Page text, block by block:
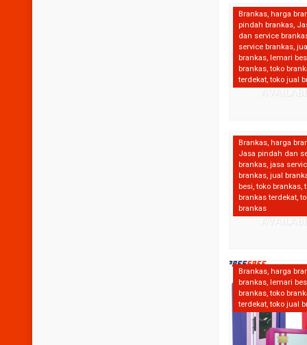
Brankas, harga
pindah brankas,
dan service
service brankas,
brankas, lemari
brankas,toko
terdekat,toko jual
Brankas, harga
Jasa pindah dan
brankas,jasa
brankas,jual
besi,toko brankas,
brankas terdekat,
brankas
Brankas, harga
brankas, lemari
brankas,toko
terdekat,toko jual